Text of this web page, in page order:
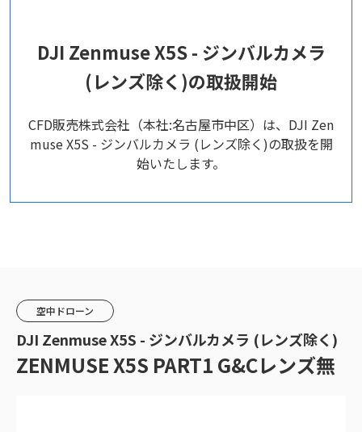
DJI Zenmuse X5S - ジンバルカメラ
(レンズ除く)の取扱開始
CFD販売株式会社（本社:名古屋市中区）は、DJI Zen
muse X5S - ジンバルカメラ (レンズ除く)の取扱を開
始いたします。
空中ドローン
DJI Zenmuse X5S - ジンバルカメラ (レンズ除く)
ZENMUSE X5S PART1 G&Cレンズ無